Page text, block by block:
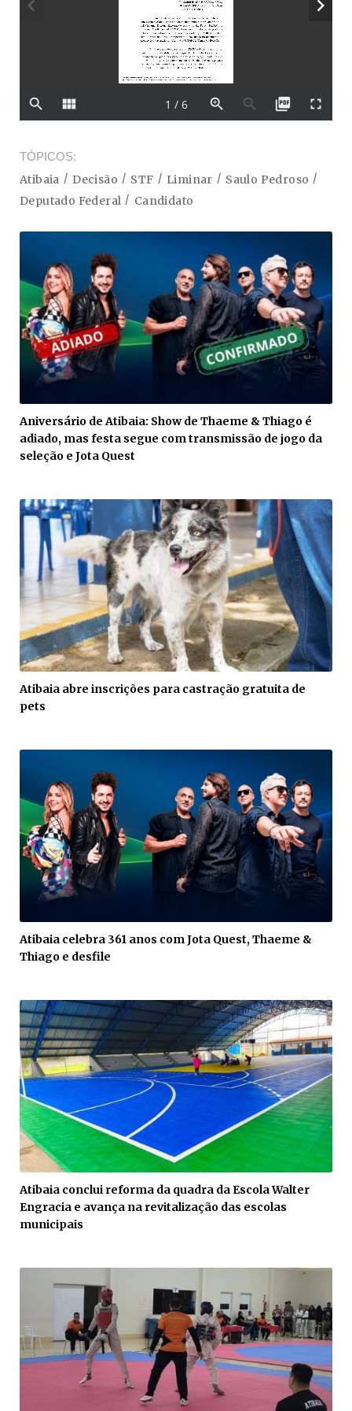
TÓPICOS
Atibaia Decisão STF Liminar
Saulo Pedroso
Deputado Federal
Candidato
Aniversário de Atibaia: Show de Thaeme & Thiago é
adiado, mas festa segue com transmissão de jogo da
seleção e Jota Quest
Atibaia abre inscrições para castração gratuita de
pets
Atibaia celebra 361 anos com Jota Quest, Thaeme &
Thiago e desfile
Atibaia conclui reforma da quadra da Escola Walter
Engracia e avança na revitalização das escolas
municipais